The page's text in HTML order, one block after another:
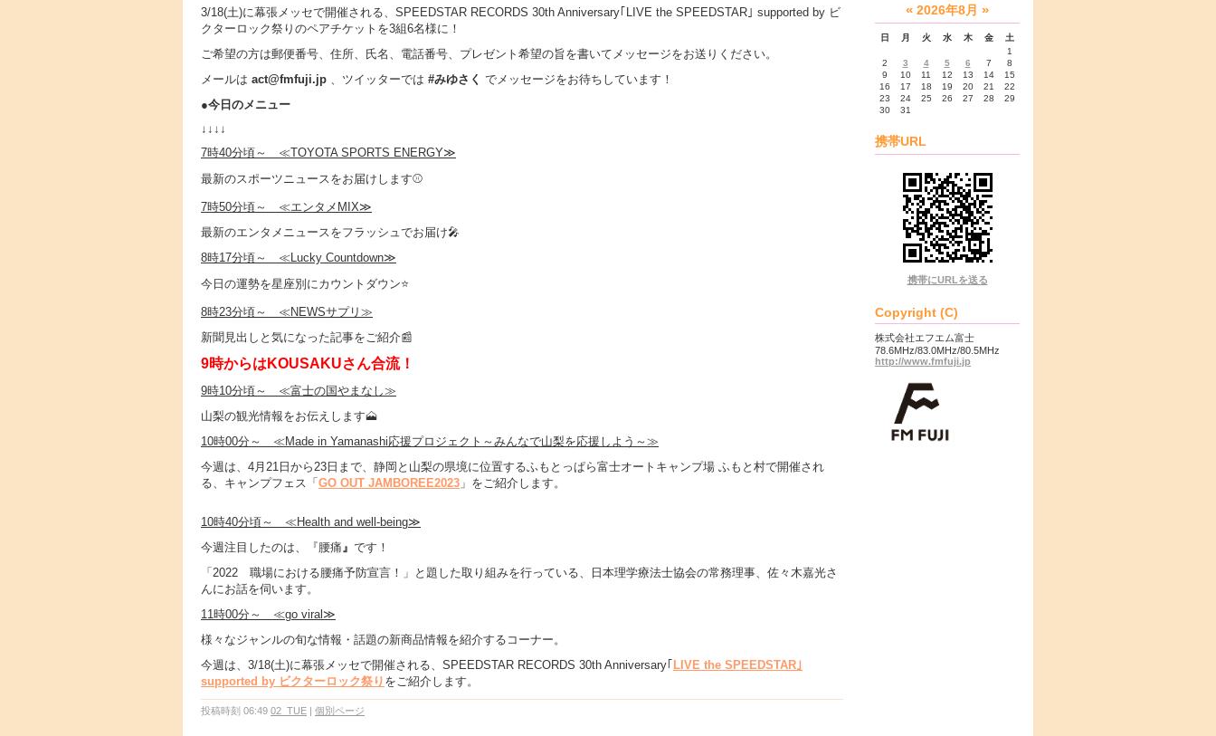
3/18(土)に幕張メッセで開催される、SPEEDSTAR RECORDS 30th Anniversary｢LIVE the SPEEDSTAR｣ supported by ビ
クターロック祭りのペアチケットを3組6名様に！
ご希望の方は郵便番号、住所、氏名、電話番号、プレゼント希望の旨を書いてメッセージをお送りください。
メールは act@fmfuji.jp 、ツイッターでは #みゆさく でメッセージをお待ちしています！
●今日のメニュー
↓↓↓↓
7時40分頃～ ≪TOYOTA SPORTS ENERGY≫
最新のスポーツニュースをお届けします⚾
7時50分頃～ ≪エンタメMIX≫
最新のエンタメニュースをフラッシュでお届け🎤
8時17分頃～ ≪Lucky Countdown≫
今日の運勢を星座別にカウントダウン⭐
8時23分頃～ ≪NEWSサプリ≫
新聞見出しと気になった記事をご紹介📰
9時からはKOUSAKUさん合流！
9時10分頃～ ≪富士の国やまなし≫
山梨の観光情報をお伝えします🗻
10時00分～ ≪Made in Yamanashi応援プロジェクト～みんなで山梨を応援しよう～≫
今週は、4月21日から23日まで、静岡と山梨の県境に位置するふもとっぱら富士オートキャンプ場 ふもと村で開催され
る、キャンプフェス「 GO OUT JAMBOREE2023 」をご紹介します。
10時40分頃～ ≪Health and well-being≫
今週注目したのは、『腰痛』 です！
「2022 職場における腰痛予防宣言！」と題した取り組みを行っている、日本理学療法士協会の常務理事、佐々木嘉光さ
んにお話を伺います。
11時00分～ ≪go viral≫
様々なジャンルの旬な情報・話題の新商品情報を紹介するコーナー。
今週は、3/18(土)に幕張メッセで開催される、SPEEDSTAR RECORDS 30th Anniversary｢ LIVE the SPEEDSTAR｣
supported by ビクターロック祭り をご紹介します。
投稿時刻 06:49 02_TUE | 個別ページ
« 2026年8月 »
日 月 火 水 木 金
土
1
2
3 4 5 6 7
8
9
10 11 12 13 14
15
16
17 18 19 20 21
22
23
24 25 26 27 28
29
30
31
携帯URL
携帯にURLを送る
Copyright (C)
株式会社エフエム富士
78.6MHz/83.0MHz/80.5MHz
http://www.fmfuji.jp